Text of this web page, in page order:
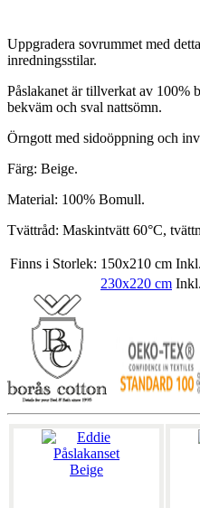
Uppgradera sovrummet med
inredningsstilar.
Påslakanet är tillverkat av 100%
bekväm och sval nattsömn.
Örngott med sidoöppning och
Färg: Beige.
Material: 100% Bomull.
Tvättråd: Maskintvätt 60°C,
Finns i Storlek: 150x210 cm
230x220 cm